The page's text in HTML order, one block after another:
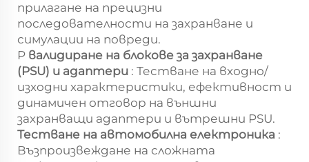
прилагане на прецизни
последователности на захранване и
симулации на повреди.
P валидиране на блокове за захранване
(PSU) и адаптери : Тестване на входно/
изходни характеристики, ефективност и
динамичен отговор на външни
захранващи адаптери и вътрешни PSU.
Тестване на автомобилна електроника :
Възпроизвеждане на сложната